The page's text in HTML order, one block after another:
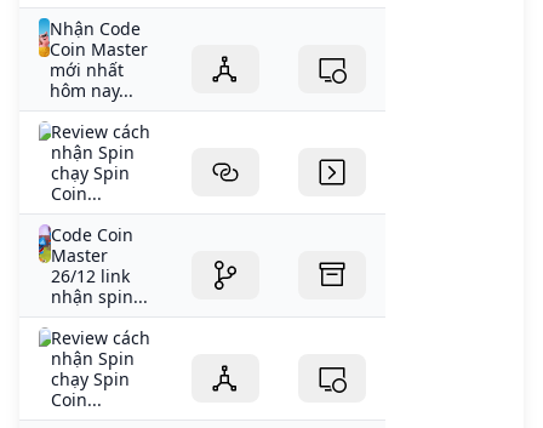
Nhận Code
Coin Master
mới nhất
hôm nay...
Review cách
nhận Spin
chạy Spin
Coin...
Code Coin
Master
26/12 link
nhận spin...
Review cách
nhận Spin
chạy Spin
Coin...